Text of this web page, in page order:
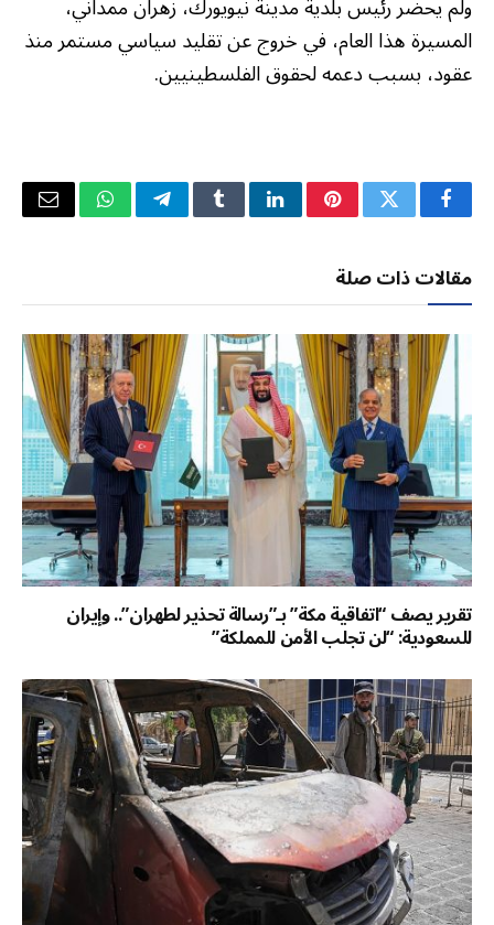
المسيرة هذا العام، في خروج عن تقليد سياسي مستمر منذ
عقود، بسبب دعمه لحقوق الفلسطينيين.
فيسبوكتويتر بينتيريستلينكدإنTumblrتيلقرامواتسابالبريد
مقالات ذات صلة
تقرير يصف “اتفاقية مكة” بـ”رسالة تحذير لطهران”.. وإيران
للسعودية: “لن تجلب الأمن للمملكة”